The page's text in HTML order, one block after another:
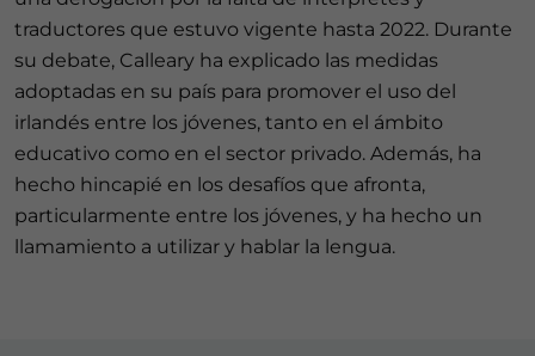
traductores que estuvo vigente hasta 2022. Durante
su debate, Calleary ha explicado las medidas
adoptadas en su país para promover el uso del
irlandés entre los jóvenes, tanto en el ámbito
educativo como en el sector privado. Además, ha
hecho hincapié en los desafíos que afronta,
particularmente entre los jóvenes, y ha hecho un
llamamiento a utilizar y hablar la lengua.